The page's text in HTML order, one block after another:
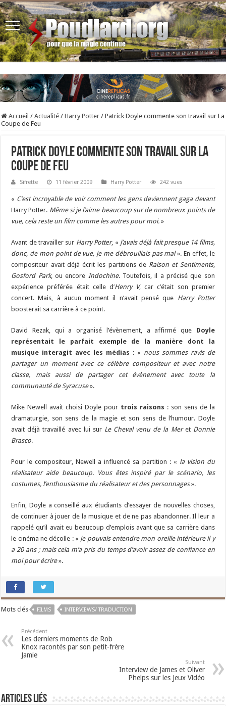
Accueil / Actualité / Harry Potter / Patrick Doyle commente son travail sur La
Coupe de Feu
Patrick Doyle commente son travail sur La
Coupe de Feu
Sifrette 11 février 2009 Harry Potter 242 vues
« C’est incroyable de voir comment les gens deviennent gaga devant
Harry Potter. Même si je l’aime beaucoup sur de nombreux points de
vue, cela reste un film comme les autres pour moi. »
Avant de travailler sur Harry Potter, « j’avais déjà fait presque 14 films,
donc, de mon point de vue, je me débrouillais pas mal». En effet, le
compositeur avait déjà écrit les partitions de Raison et Sentiments,
Gosford Park, ou encore Indochine. Toutefois, il a précisé que son
expérience préférée était celle d’Henry V, car c’était son premier
concert. Mais, à aucun moment il n’avait pensé que Harry Potter
boosterait sa carrière à ce point.
David Rezak, qui a organisé l’évènement, a affirmé que Doyle
représentait le parfait exemple de la manière dont la
musique interagit avec les médias : « nous sommes ravis de
partager un moment avec ce célèbre compositeur et avec notre
classe, mais aussi de partager cet évènement avec toute la
communauté de Syracuse».
Mike Newell avait choisi Doyle pour trois raisons : son sens de la
dramaturgie, son sens de la magie et son sens de l’humour. Doyle
avait déjà travaillé avec lui sur Le Cheval venu de la Meret Donnie
Brasco.
Pour le compositeur, Newell a influencé sa partition : « la vision du
réalisateur aide beaucoup. Vous êtes inspiré par le scénario, les
costumes, l’enthousiasme du réalisateur et des personnages».
Enfin, Doyle a conseillé aux étudiants d’essayer de nouvelles choses,
de continuer à jouer de la musique et de ne pas abandonner. Il leur a
rappelé qu’il avait eu beaucoup d’emplois avant que sa carrière dans
le cinéma ne décolle : « je pouvais entendre mon oreille intérieure il y
a 20 ans ; mais cela m’a pris du temps d’avoir assez de confiance en
moi pour écrire».
Mots clés FILMS INTERVIEWS/ TRADUCTION
Précédent
Les derniers moments de Rob
Knox racontés par son petit-frère
Jamie
Suivant
Interview de James et Oliver
Phelps sur les Jeux Vidéo
Articles liés